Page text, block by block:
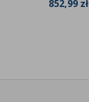
852,99 zł